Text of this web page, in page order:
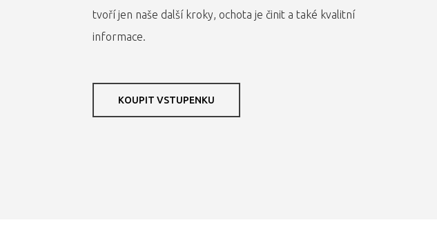
Hit enter to search or ESC to close
tvoří jen naše další kroky, ochota je činit a také kvalitní
informace.
KOUPIT VSTUPENKU